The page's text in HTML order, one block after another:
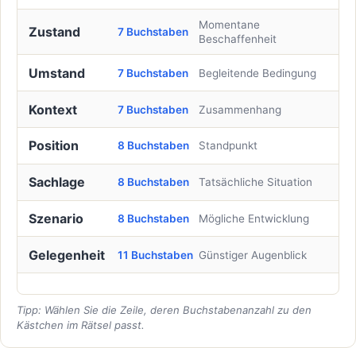
Zustand 7 Buchstaben
Momentane
Beschaffenheit
Umstand 7 Buchstaben Begleitende Bedingung
Kontext 7 Buchstaben Zusammenhang
Position 8 Buchstaben Standpunkt
Sachlage 8 Buchstaben Tatsächliche Situation
Szenario 8 Buchstaben Mögliche Entwicklung
Gelegenheit 11 Buchstaben Günstiger Augenblick
Tipp: Wählen Sie die Zeile, deren Buchstabenanzahl zu den
Kästchen im Rätsel passt.